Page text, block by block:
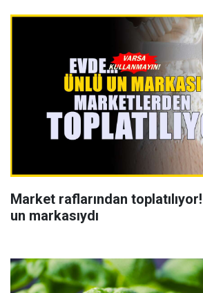
Market raflarından
un markasıydı